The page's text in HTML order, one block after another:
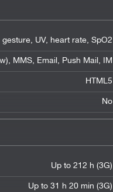
UV, heart rate, SpO2
MMS, Email, Push Mail, IM
HTML5
No
Up to 212 h (3G)
Up to 31 h 20 min (3G)